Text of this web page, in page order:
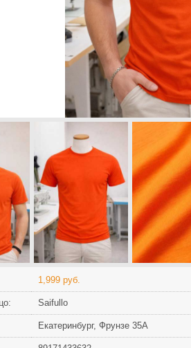
1,999 руб.
Saifullo
Екатеринбург, Фрунзе 35А